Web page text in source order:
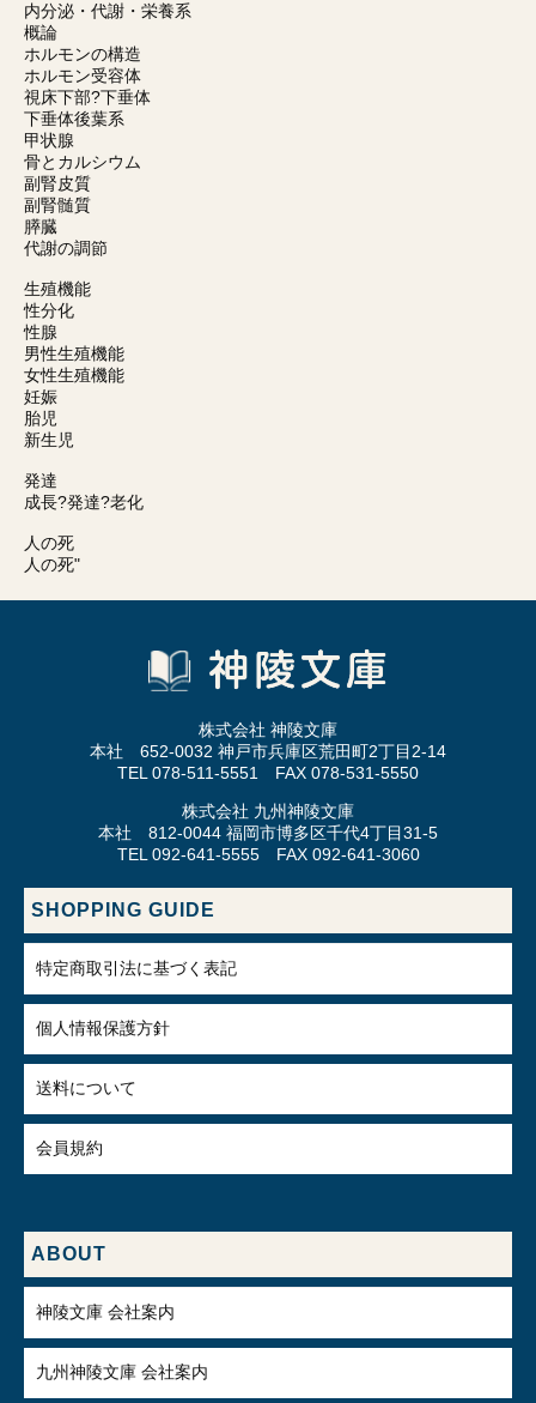
内分泌・代謝・栄養系
概論
ホルモンの構造
ホルモン受容体
視床下部?下垂体
下垂体後葉系
甲状腺
骨とカルシウム
副腎皮質
副腎髄質
膵臓
代謝の調節
生殖機能
性分化
性腺
男性生殖機能
女性生殖機能
妊娠
胎児
新生児
発達
成長?発達?老化
人の死
人の死"
株式会社 神陵文庫
本社 652-0032 神戸市兵庫区荒田町2丁目2-14
TEL 078-511-5551 FAX 078-531-5550
株式会社 九州神陵文庫
本社 812-0044 福岡市博多区千代4丁目31-5
TEL 092-641-5555 FAX 092-641-3060
SHOPPING GUIDE
特定商取引法に基づく表記
個人情報保護方針
送料について
会員規約
ABOUT
神陵文庫 会社案内
九州神陵文庫 会社案内